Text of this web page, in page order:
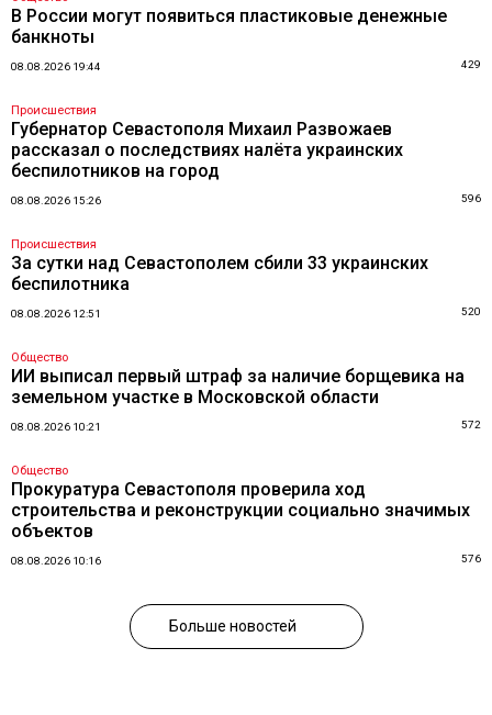
В России могут появиться пластиковые денежные
банкноты
08.08.2026 19:44 429
Происшествия
Губернатор Севастополя Михаил Развожаев
рассказал о последствиях налёта украинских
беспилотников на город
08.08.2026 15:26 596
Происшествия
За сутки над Севастополем сбили 33 украинских
беспилотника
08.08.2026 12:51 520
Общество
ИИ выписал первый штраф за наличие борщевика на
земельном участке в Московской области
08.08.2026 10:21 572
Общество
Прокуратура Севастополя проверила ход
строительства и реконструкции социально значимых
объектов
08.08.2026 10:16 576
Больше новостей